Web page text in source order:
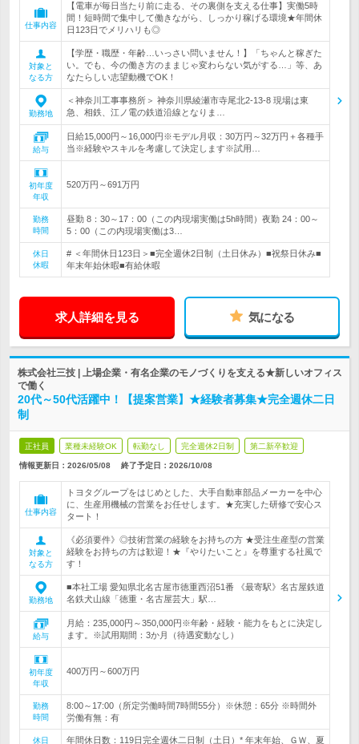
仕事内容
【電車が毎日当たり前に走る、その裏側を支える仕事】実働5時
間！短時間で集中して働きながら、しっかり稼げる環境★年間休
日123日でメリハリも◎
対象と
なる方
【学歴・職歴・年齢…いっさい問いません！】「ちゃんと稼ぎた
い。でも、今の働き方のままじゃ変わらない気がする…」等、あ
なたらしい志望動機でOK！
勤務地
＜神奈川工事事務所＞ 神奈川県綾瀬市寺尾北2-13-8 現場は東
急、相鉄、江ノ電の鉄道沿線となりま…
給与
日給15,000円～16,000円※モデル月収：30万円～32万円＋各種手
当※経験やスキルを考慮して決定します※試用…
初年度
年収
520万円～691万円
勤務
時間
昼勤 8：30～17：00（この内現場実働は5h時間）夜勤 24：00～
5：00（この内現場実働は3…
休日
休暇
# ＜年間休日123日＞■完全週休2日制（土日休み）■祝祭日休み■
年末年始休暇■有給休暇
求人詳細を見る 気になる
株式会社三技 | 上場企業・有名企業のモノづくりを支える★新しいオフィス
で働く
20代～50代活躍中！【提案営業】★経験者募集★完全週休二日
制
正社員 業種未経験OK 転勤なし 完全週休2日制 第二新卒歓迎
情報更新日：2026/05/08 終了予定日： 2026/10/08
仕事内容
トヨタグループをはじめとした、大手自動車部品メーカーを中心
に、生産用機械の営業をお任せします。★充実した研修で安心ス
タート！
対象と
なる方
《必須要件》◎技術営業の経験をお持ちの方 ★受注生産型の営業
経験をお持ちの方は歓迎！★『やりたいこと』を尊重する社風で
す！
勤務地
■本社工場 愛知県北名古屋市徳重西沼51番 《最寄駅》名古屋鉄道
名鉄犬山線「徳重・名古屋芸大」駅…
給与
月給：235,000円～350,000円※年齢・経験・能力をもとに決定し
ます。※試用期間：3か月（待遇変動なし）
初年度
年収
400万円～600万円
勤務
時間
8:00～17:00（所定労働時間7時間55分）※休憩：65分 ※時間外
労働有無：有
休日
年間休日数：119日完全週休二日制（土日）* 年末年始、ＧＷ、夏